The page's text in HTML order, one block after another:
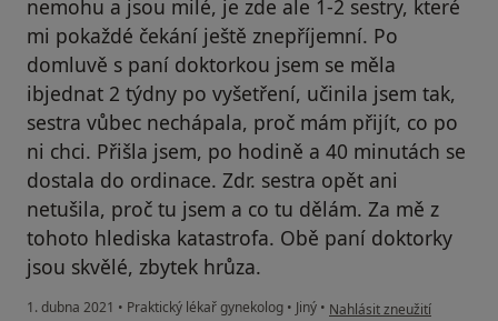
nemohu a jsou milé, je zde ale 1-2 sestry, které
mi pokaždé čekání ještě znepříjemní. Po
domluvě s paní doktorkou jsem se měla
ibjednat 2 týdny po vyšetření, učinila jsem tak,
sestra vůbec nechápala, proč mám přijít, co po
ni chci. Přišla jsem, po hodině a 40 minutách se
dostala do ordinace. Zdr. sestra opět ani
netušila, proč tu jsem a co tu dělám. Za mě z
tohoto hlediska katastrofa. Obě paní doktorky
jsou skvělé, zbytek hrůza.
1. dubna 2021 • Praktický lékař gynekolog • Jiný • podle názoru uživatele LK
Nahlásit zneužití